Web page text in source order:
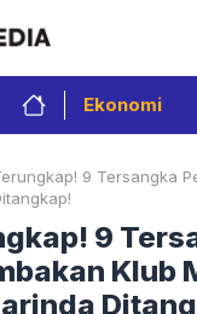
Ekonomi
9 Tersangka
9
Klub